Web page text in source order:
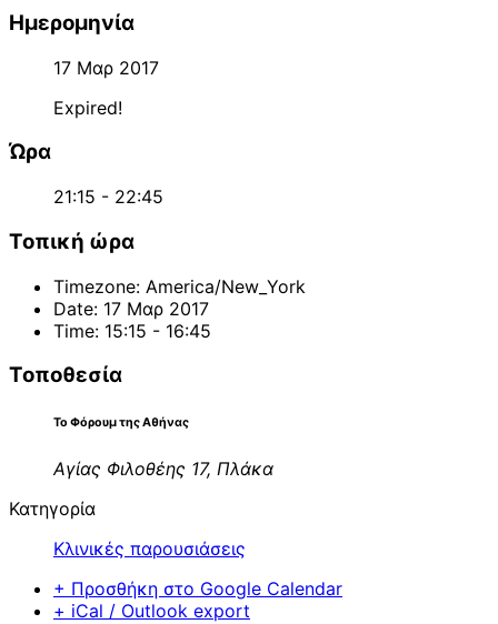
Ημερομηνία
17 Μαρ 2017
Expired!
Ώρα
21:15 - 22:45
Τοπική ώρα
Timezone: America/New_York
Date: 17 Μαρ 2017
Time: 15:15 - 16:45
Τοποθεσία
Το Φόρουμ της Αθήνας
Αγίας Φιλοθέης 17, Πλάκα
Κατηγορία
Κλινικές παρουσιάσεις
+ Προσθήκη στο Google Calendar
+ iCal / Outlook export